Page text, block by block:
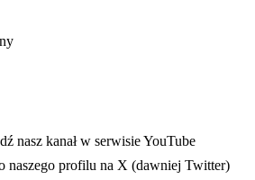
się w nowej karcie
nasz kanał w serwisie YouTube
karcie
naszego profilu na X (dawniej Twitter)